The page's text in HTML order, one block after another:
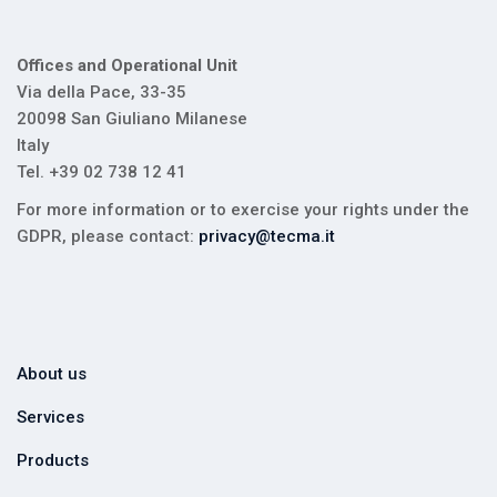
Offices and Operational Unit
Via della Pace, 33-35
20098 San Giuliano Milanese
Italy
Tel. +39 02 738 12 41
For more information or to exercise your rights under the
GDPR, please contact: privacy@tecma.it
About us
Services
Products